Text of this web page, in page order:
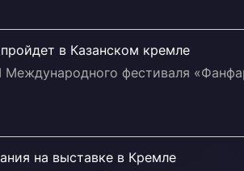
в Казанском кремле
Международного фестиваля
на выставке в Кремле